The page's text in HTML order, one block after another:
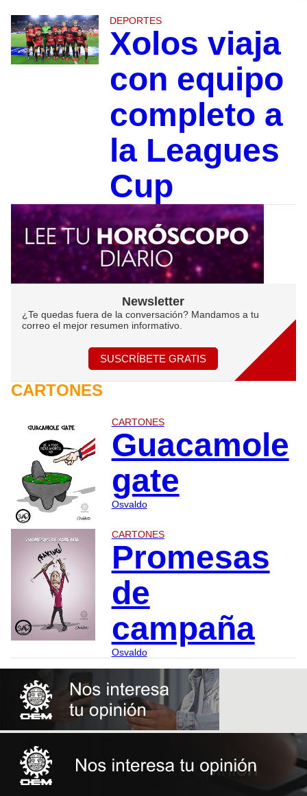
DEPORTES
Xolos viaja
con equipo
completo a
la Leagues
Cup
Newsletter
¿Te quedas fuera de la conversación? Mandamos a tu
correo el mejor resumen informativo.
SUSCRÍBETE GRATIS
CARTONES
CARTONES
Guacamole
gate
Osvaldo
CARTONES
Promesas
de
campaña
Osvaldo